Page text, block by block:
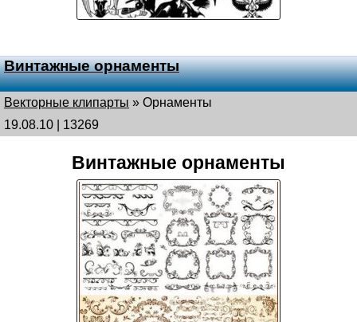
Винтажные орнаменты
Векторные клипарты » Орнаменты
19.08.10 | 13269
Винтажные орнаменты